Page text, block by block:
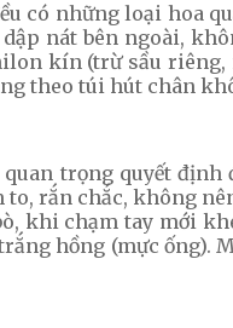
có những loại hoa
nát bên ngoài,
kín (trừ sầu
theo túi hút chân
trọng quyết
rắn chắc, không
khi chạm tay mới
hồng (mực ống).